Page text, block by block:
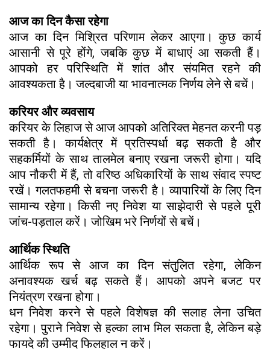
आज का दिन कैसा रहेगा
आज का दिन मिश्रित परिणाम लेकर आएगा। कुछ कार्य
आसानी से पूरे होंगे, जबकि कुछ में बाधाएं आ सकती हैं।
आपको हर परिस्थिति में शांत और संयमित रहने की
आवश्यकता है। जल्दबाजी या भावनात्मक निर्णय लेने से बचें।
करियर और व्यवसाय
करियर के लिहाज से आज आपको अतिरिक्त मेहनत करनी पड़
सकती है। कार्यक्षेत्र में प्रतिस्पर्धा बढ़ सकती है और
सहकर्मियों के साथ तालमेल बनाए रखना जरूरी होगा। यदि
आप नौकरी में हैं, तो वरिष्ठ अधिकारियों के साथ संवाद स्पष्ट
रखें। गलतफहमी से बचना जरूरी है। व्यापारियों के लिए दिन
सामान्य रहेगा। किसी नए निवेश या साझेदारी से पहले पूरी
जांच-पड़ताल करें। जोखिम भरे निर्णयों से बचें।
आर्थिक स्थिति
आर्थिक रूप से आज का दिन संतुलित रहेगा, लेकिन
अनावश्यक खर्च बढ़ सकते हैं। आपको अपने बजट पर
नियंत्रण रखना होगा।
धन निवेश करने से पहले विशेषज्ञ की सलाह लेना उचित
रहेगा। पुराने निवेश से हल्का लाभ मिल सकता है, लेकिन बड़े
फायदे की उम्मीद फिलहाल न करें।